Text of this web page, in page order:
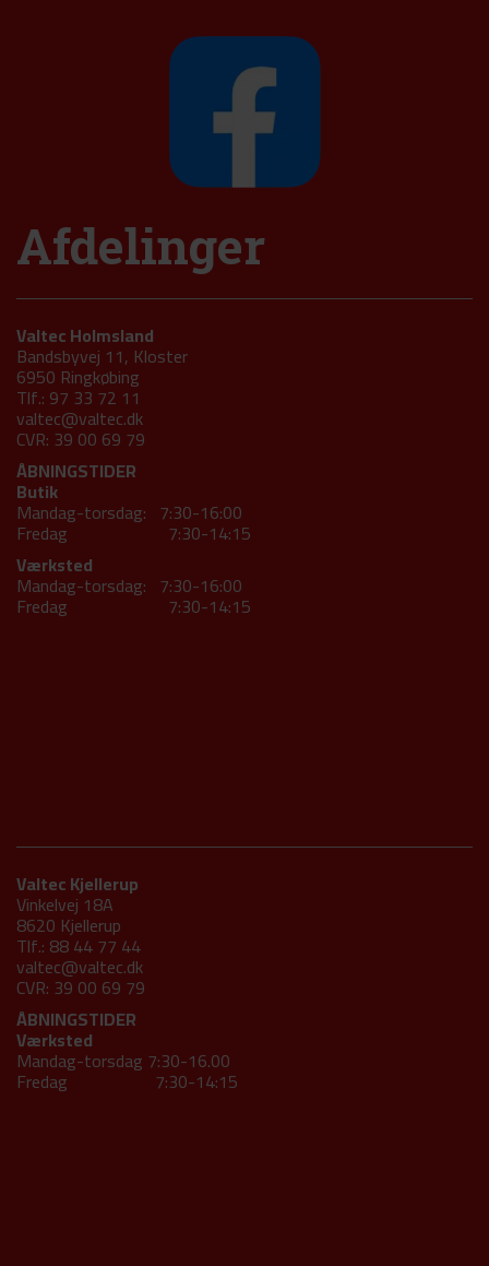
Afdelinger
Valtec Holmsland
Bandsbyvej 11, Kloster
6950 Ringkøbing
Tlf.: 97 33 72 11
valtec@valtec.dk
CVR: 39 00 69 79
ÅBNINGSTIDER
Butik
Mandag-torsdag: 7:30-16:00
Fredag 7:30-14:15
Værksted
Mandag-torsdag: 7:30-16:00
Fredag 7:30-14:15
Valtec Kjellerup
Vinkelvej 18A
8620 Kjellerup
Tlf.: 88 44 77 44
valtec@valtec.dk
CVR: 39 00 69 79
ÅBNINGSTIDER
Værksted
Mandag-torsdag 7:30-16.00
Fredag 7:30-14:15